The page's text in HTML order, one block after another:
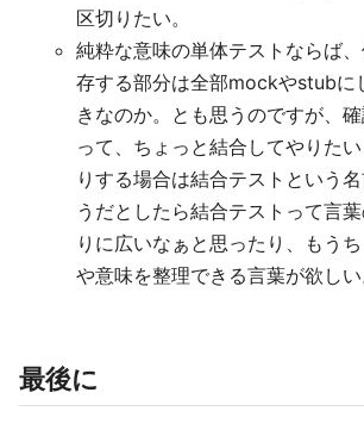
区切りたい。
純粋な意味の単体テストならば
存する部分は全部mockやstubに
きなのか。とも思うのですが、
って、ちょっと結合してやりた
りする場合は結合テストという
うだとしたら結合テストって言
りに広いなぁと思ったり、もう
や意味を整理できる言葉が欲しい
最後に